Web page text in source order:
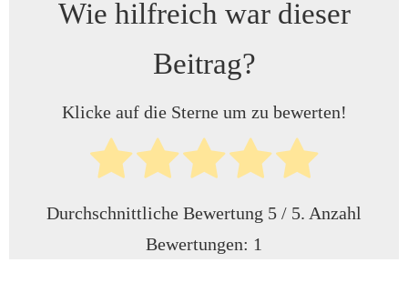
Wie hilfreich war dieser
Beitrag?
Klicke auf die Sterne um zu bewerten!
Durchschnittliche Bewertung 5 / 5. Anzahl
Bewertungen: 1